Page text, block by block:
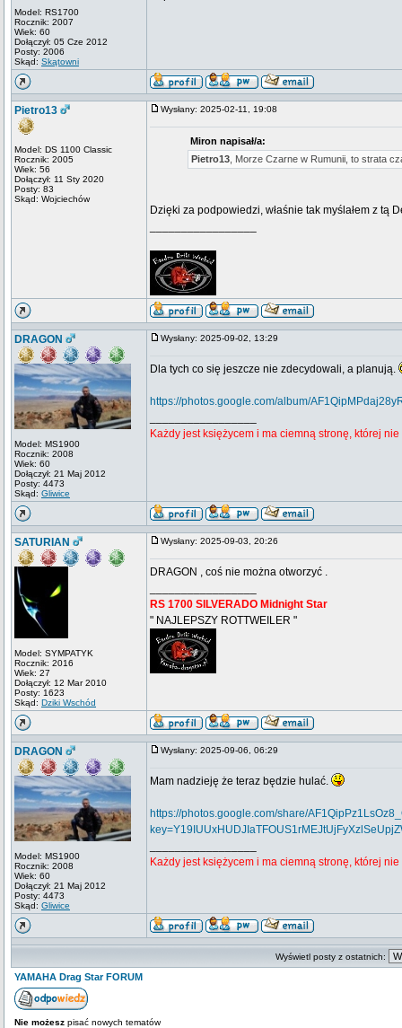
Model: RS1700
Rocznik: 2007
Wiek: 60
Dołączył: 05 Cze 2012
Posty: 2006
Skąd: Skątowni
Pietro13
Model: DS 1100 Classic
Rocznik: 2005
Wiek: 56
Dołączył: 11 Sty 2020
Posty: 83
Skąd: Wojciechów
Wysłany: 2025-02-11, 19:08
Miron napisał/a:
Pietro13, Morze Czarne w Rumunii, to strata
Dzięki za podpowiedzi, właśnie tak myślałem z tą
DRAGON
Model: MS1900
Rocznik: 2008
Wiek: 60
Dołączył: 21 Maj 2012
Posty: 4473
Skąd: Gliwice
Wysłany: 2025-09-02, 13:29
Dla tych co się jeszcze nie zdecydowali, a planują.
https://photos.google.com/album/
Każdy jest księżycem i ma ciemną stronę, której
SATURIAN
Model: SYMPATYK
Rocznik: 2016
Wiek: 27
Dołączył: 12 Mar 2010
Posty: 1623
Skąd: Dziki Wschód
Wysłany: 2025-09-03, 20:26
DRAGON , coś nie można otworzyć .
RS 1700 SILVERADO Midnight Star
" NAJLEPSZY ROTTWEILER "
DRAGON
Model: MS1900
Rocznik: 2008
Wiek: 60
Dołączył: 21 Maj 2012
Posty: 4473
Skąd: Gliwice
Wysłany: 2025-09-06, 06:29
Mam nadzieję że teraz będzie hulać.
https://photos.google.com/share/
Każdy jest księżycem i ma ciemną stronę, której
Wyświetl posty z ostatnich:
YAMAHA Drag Star FORUM
Nie możesz pisać nowych tematów